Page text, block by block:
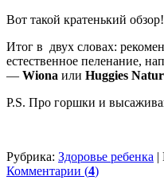
Вот такой кратенький обзор!
Итог в двух словах:
естественное пеленание,
— Wiona или Huggies
P.S. Про горшки и
Рубрика: Здоровье ребенка |
Комментарии (4)